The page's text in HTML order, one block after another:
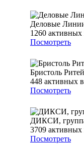
Деловые
1260 активных
Посмотреть
Бристоль
448 активных
Посмотреть
ДИКСИ,
3709 активных
Посмотреть